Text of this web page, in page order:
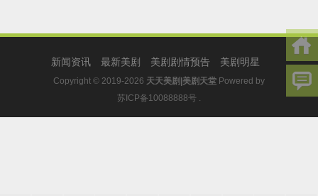
新闻资讯 最新美剧 美剧剧情预告 美剧明星
Copyright © 2019-2026 天天美剧|美剧天堂 Powered by
苏ICP备10088888号 .